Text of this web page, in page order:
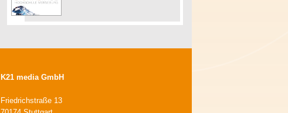
K21 media GmbH
Friedrichstraße 13